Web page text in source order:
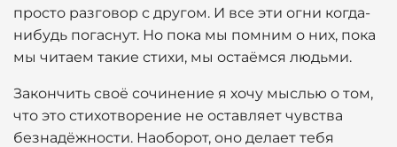
просто разговор с другом. И все эти огни когда-
нибудь погаснут. Но пока мы помним о них, пока
мы читаем такие стихи, мы остаёмся людьми.
Закончить своё сочинение я хочу мыслью о том,
что это стихотворение не оставляет чувства
безнадёжности. Наоборот, оно делает тебя